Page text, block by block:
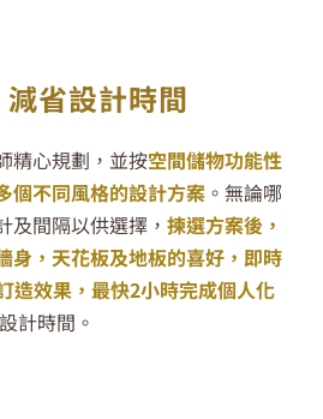
省設計時間
精心規劃，並按空間儲物功能性
個不同風格的設計方案 。 無論哪
及間隔以供選擇，揀選方案後，
身，天花板及地板的喜好，即時
造效果，最快2小時完成個人化
計時間。